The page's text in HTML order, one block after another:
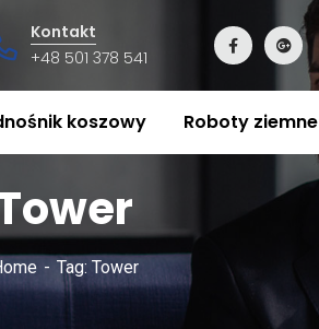
Kontakt
+48 501 378 541
koszowy Roboty ziemne
Tag: Tower